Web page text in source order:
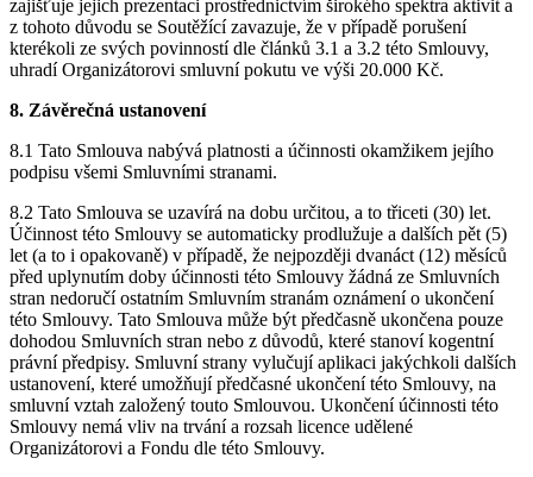
zajišťuje jejich prezentaci prostřednictvím širokého spektra aktivit a
z tohoto důvodu se Soutěžící zavazuje, že v případě porušení
kterékoli ze svých povinností dle článků 3.1 a 3.2 této Smlouvy,
uhradí Organizátorovi smluvní pokutu ve výši 20.000 Kč.
8. Závěrečná ustanovení
8.1 Tato Smlouva nabývá platnosti a účinnosti okamžikem jejího
podpisu všemi Smluvními stranami.
8.2 Tato Smlouva se uzavírá na dobu určitou, a to třiceti (30) let.
Účinnost této Smlouvy se automaticky prodlužuje a dalších pět (5)
let (a to i opakovaně) v případě, že nejpozději dvanáct (12) měsíců
před uplynutím doby účinnosti této Smlouvy žádná ze Smluvních
stran nedoručí ostatním Smluvním stranám oznámení o ukončení
této Smlouvy. Tato Smlouva může být předčasně ukončena pouze
dohodou Smluvních stran nebo z důvodů, které stanoví kogentní
právní předpisy. Smluvní strany vylučují aplikaci jakýchkoli dalších
ustanovení, které umožňují předčasné ukončení této Smlouvy, na
smluvní vztah založený touto Smlouvou. Ukončení účinnosti této
Smlouvy nemá vliv na trvání a rozsah licence udělené
Organizátorovi a Fondu dle této Smlouvy.